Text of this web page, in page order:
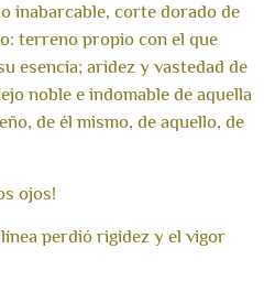
inabarcable, corte dorado de
terreno propio con el que
esencia; aridez y vastedad de
noble e indomable de aquella
de él mismo, de aquello, de
ojos!
perdió rigidez y el vigor